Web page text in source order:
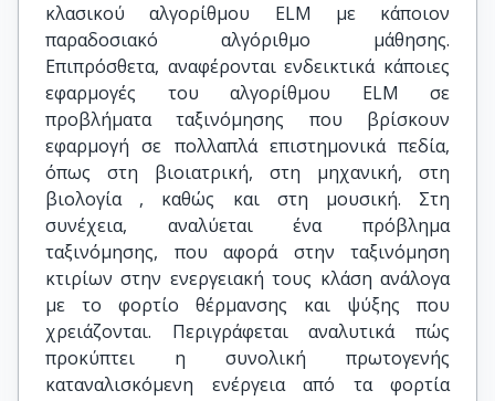
κλασικού αλγορίθμου ELM με κάποιον
παραδοσιακό αλγόριθμο μάθησης.
Επιπρόσθετα, αναφέρονται ενδεικτικά κάποιες
εφαρμογές του αλγορίθμου ELM σε
προβλήματα ταξινόμησης που βρίσκουν
εφαρμογή σε πολλαπλά επιστημονικά πεδία,
όπως στη βιοιατρική, στη μηχανική, στη
βιολογία , καθώς και στη μουσική. Στη
συνέχεια, αναλύεται ένα πρόβλημα
ταξινόμησης, που αφορά στην ταξινόμηση
κτιρίων στην ενεργειακή τους κλάση ανάλογα
με το φορτίο θέρμανσης και ψύξης που
χρειάζονται. Περιγράφεται αναλυτικά πώς
προκύπτει η συνολική πρωτογενής
καταναλισκόμενη ενέργεια από τα φορτία